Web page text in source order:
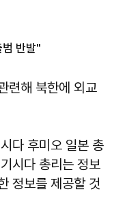
반발"
련해 북한에 외교
다 후미오 일본 총
시다 총리는 정보
정보를 제공할 것